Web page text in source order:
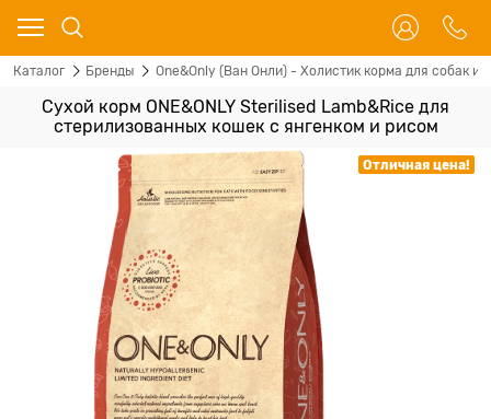
Каталог Бренды One&Only (Ван Онли) - Холистик корма для собак и
Сухой корм ONE&ONLY Sterilised Lamb&Rice для
стерилизованных кошек с янгенком и рисом
Отличная цена!